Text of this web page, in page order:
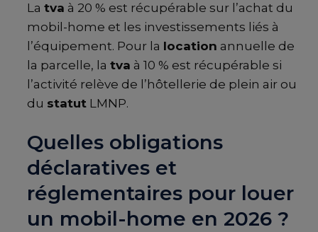
La tva à 20 % est récupérable sur l’achat du
mobil-home et les investissements liés à
l’équipement. Pour la location annuelle de
la parcelle, la tva à 10 % est récupérable si
l’activité relève de l’hôtellerie de plein air ou
du statut LMNP.
Quelles obligations
déclaratives et
réglementaires pour louer
un mobil-home en 2026 ?